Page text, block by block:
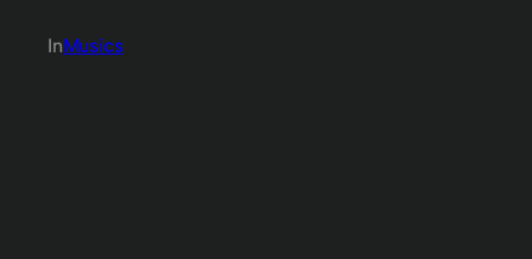
InMusics